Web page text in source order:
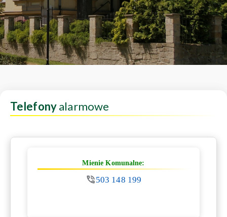
Telefonyalarmowe
Mienie Komunalne:
503 148 199